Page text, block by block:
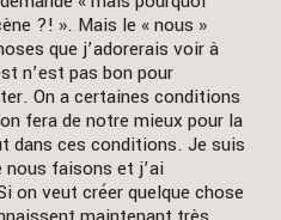
?! ». Mais le « nous »
que j’adorerais voir à
n’est pas bon pour
On a certaines conditions
fera de notre mieux pour la
dans ces conditions. Je suis
faisons et j’ai
on veut créer quelque chose